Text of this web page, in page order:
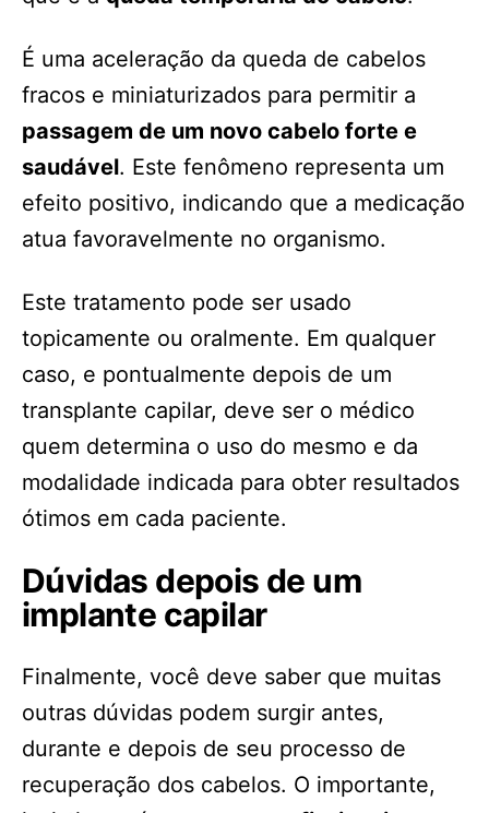
É uma aceleração da queda de cabelos
fracos e miniaturizados para permitir a
passagem de um novo cabelo forte e
saudável. Este fenômeno representa um
efeito positivo, indicando que a medicação
atua favoravelmente no organismo.
Este tratamento pode ser usado
topicamente ou oralmente. Em qualquer
caso, e pontualmente depois de um
transplante capilar, deve ser o médico
quem determina o uso do mesmo e da
modalidade indicada para obter resultados
ótimos em cada paciente.
Dúvidas depois de um
implante capilar
Finalmente, você deve saber que muitas
outras dúvidas podem surgir antes,
durante e depois de seu processo de
recuperação dos cabelos. O importante,